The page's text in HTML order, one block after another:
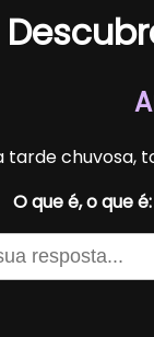
tarde chuvosa,
O que é, o que